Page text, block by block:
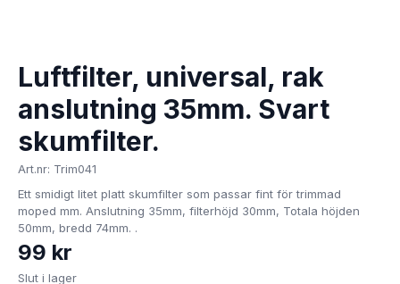
Luftfilter, universal, rak
anslutning 35mm. Svart
skumfilter.
Art.nr: Trim041
Ett smidigt litet platt skumfilter som passar fint för trimmad
moped mm. Anslutning 35mm, filterhöjd 30mm, Totala höjden
50mm, bredd 74mm. .
99 kr
Slut i lager